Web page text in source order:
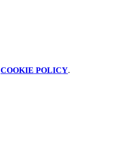
COOKIE POLICY.